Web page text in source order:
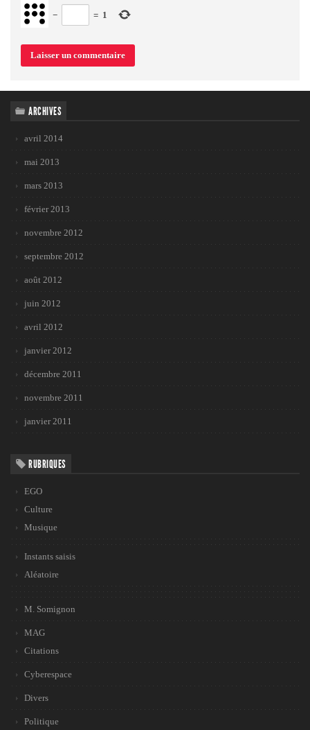
− = 1
ARCHIVES
avril 2014
mai 2013
mars 2013
février 2013
novembre 2012
septembre 2012
août 2012
juin 2012
avril 2012
janvier 2012
décembre 2011
novembre 2011
janvier 2011
RUBRIQUES
EGO
Culture
Musique
Instants saisis
Aléatoire
M. Somignon
MAG
Citations
Cyberespace
Divers
Politique